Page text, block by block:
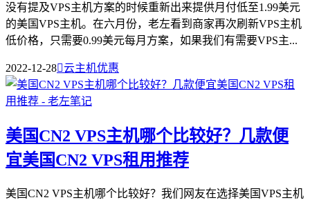
没有提及VPS主机方案的时候重新出来提供月付低至1.99美元
的美国VPS主机。在六月份，老左看到商家再次刷新VPS主机
低价格，只需要0.99美元每月方案，如果我们有需要VPS主...
2022-12-28云主机优惠
美国CN2 VPS主机哪个比较好？几款便
宜美国CN2 VPS租用推荐
美国CN2 VPS主机哪个比较好？我们网友在选择美国VPS主机